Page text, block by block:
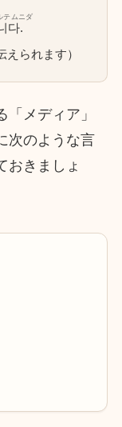
다.
テムニダ
えられます）
メディア」
次のような言
おきましょ